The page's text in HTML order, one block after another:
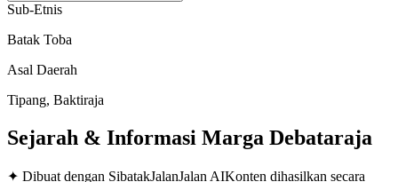
Sub-Etnis
Batak Toba
Asal Daerah
Tipang, Baktiraja
Sejarah & Informasi Marga Debataraja
✦ Dibuat dengan SibatakJalanJalan AIKonten dihasilkan secara